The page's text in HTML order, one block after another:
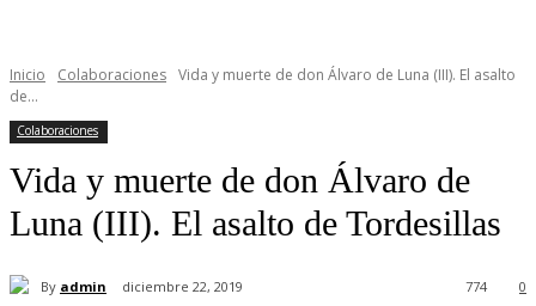
Inicio Colaboraciones Vida y muerte de don Álvaro de Luna (III). El asalto
de...
Colaboraciones
Vida y muerte de don Álvaro de
Luna (III). El asalto de Tordesillas
By admin diciembre 22, 2019 0
774